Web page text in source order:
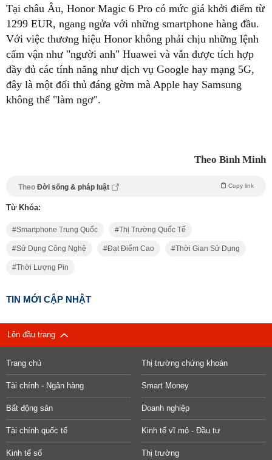
Tại châu Âu, Honor Magic 6 Pro có mức giá khởi điểm từ
1299 EUR, ngang ngửa với những smartphone hàng đầu.
Với việc thương hiệu Honor không phải chịu những lệnh
cấm vận như "người anh" Huawei và vẫn được tích hợp
đầy đủ các tính năng như dịch vụ Google hay mạng 5G,
đây là một đối thủ đáng gờm mà Apple hay Samsung
không thể "làm ngơ".
Theo Bình Minh
Theo Đời sống & pháp luật Copy link
Từ Khóa:
Smartphone Trung Quốc Thị Trường Quốc Tế
Sử Dụng Công Nghệ Đạt Điểm Cao Thời Gian Sử Dụng
Thời Lượng Pin
TIN MỚI CẬP NHẬT
Lên đầu trang
Trang chủ Thị trường chứng khoán
Tài chính - Ngân hàng Smart Money
Bất động sản Doanh nghiệp
Tài chính quốc tế Kinh tế vĩ mô - Đầu tư
Kinh tế số Thị trường